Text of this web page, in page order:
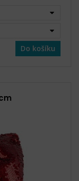
Do košíku